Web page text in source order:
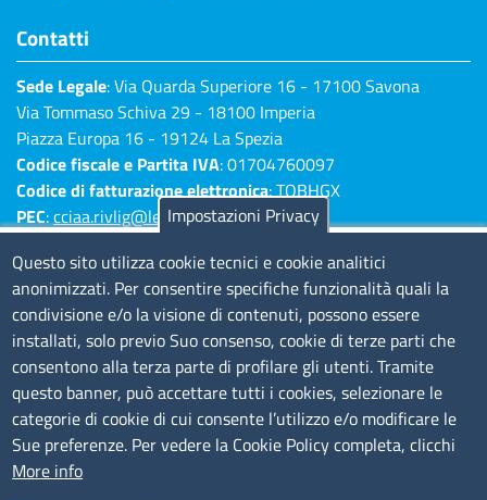
Contatti
Sede Legale: Via Quarda Superiore 16 - 17100 Savona
Via Tommaso Schiva 29 - 18100 Imperia
Piazza Europa 16 - 19124 La Spezia
Codice fiscale e Partita IVA: 01704760097
Codice di fatturazione elettronica: TQBHGX
PEC:cciaa.rivlig@legalmail.it
Imperia 0183 7931 - La Spezia 0187 7281
Amministrazione Trasparente
Consulta tutte le sezioni
Bilanci
Bandi di concorso
Procedimenti
Provvedimenti
Impostazioni Privacy
Questo sito utilizza cookie tecnici e cookie analitici
anonimizzati. Per consentire specifiche funzionalità quali la
condivisione e/o la visione di contenuti, possono essere
installati, solo previo Suo consenso, cookie di terze parti che
consentono alla terza parte di profilare gli utenti. Tramite
questo banner, può accettare tutti i cookies, selezionare le
categorie di cookie di cui consente l’utilizzo e/o modificare le
Sue preferenze. Per vedere la Cookie Policy completa, clicchi
More info